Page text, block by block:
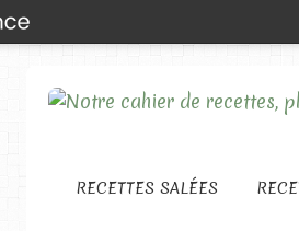
RECETTES SALÉES